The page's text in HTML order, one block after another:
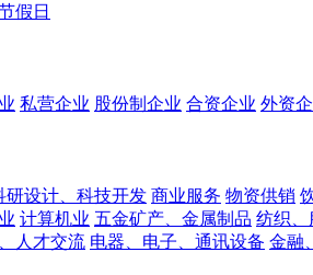
假日
私营企业 股份制企业 合资企业 外资
研设计、科技开发 商业服务 物资供销
计算机业 五金矿产、金属制品 纺织、
人才交流 电器、电子、通讯设备 金融